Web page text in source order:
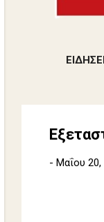
- Μαΐου 20,